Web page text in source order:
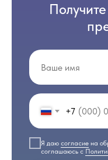
+7
Я даю согласие на
соглашаюсь с